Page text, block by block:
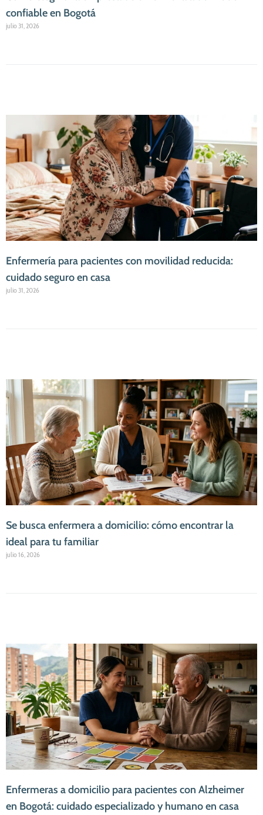
confiable en Bogotá
julio 31, 2026
Enfermería para pacientes con movilidad reducida:
cuidado seguro en casa
julio 31, 2026
Se busca enfermera a domicilio: cómo encontrar la
ideal para tu familiar
julio 16, 2026
Enfermeras a domicilio para pacientes con Alzheimer
en Bogotá: cuidado especializado y humano en casa